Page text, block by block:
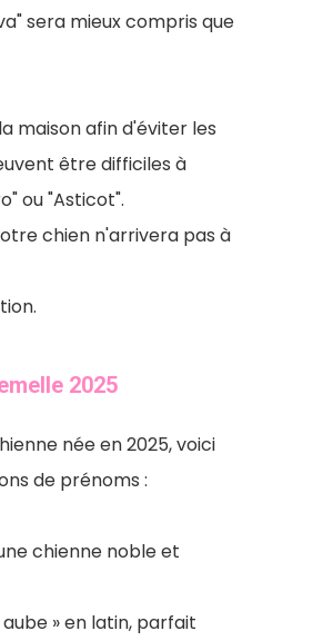
sera mieux compris que
maison afin d'éviter les
être difficiles à
ou "Asticot".
chien n'arrivera pas à
2025
née en 2025, voici
de prénoms :
chienne noble et
aube » en latin, parfait